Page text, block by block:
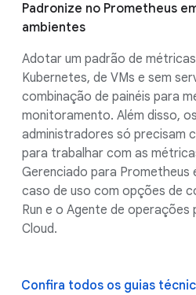
Padronize no Prometheus
ambientes
Adotar um padrão de
Kubernetes, de VMs e sem
combinação de painéis para
monitoramento. Além disso,
administradores só precisam
para trabalhar com as
Gerenciado para Prometheus
caso de uso com opções de
Run e o Agente de operações
Cloud.
Confira todos os guias